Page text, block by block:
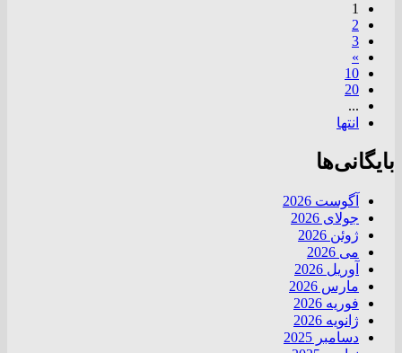
1
2
3
»
10
20
...
انتها
بایگانی‌ها
آگوست 2026
جولای 2026
ژوئن 2026
می 2026
آوریل 2026
مارس 2026
فوریه 2026
ژانویه 2026
دسامبر 2025